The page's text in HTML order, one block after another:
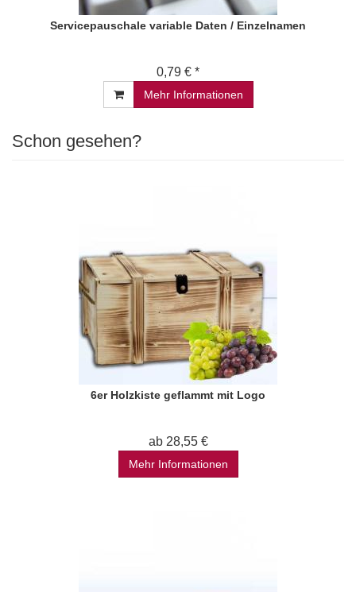
Servicepauschale variable Daten / Einzelnamen
0,79 € *
Mehr Informationen
Schon gesehen?
6er Holzkiste geflammt mit Logo
ab 28,55 €
Mehr Informationen